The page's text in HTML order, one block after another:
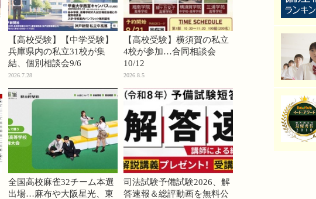
【高校受験】【中学受験】
兵庫県内の私立31校が集
結、個別相談会9/6
2026.7.28
【高校受験】横須賀の私立
4校が参加…合同相談会
10/12
2026.8.5
全国高校麻雀32チーム本選
出場…麻布や大阪星光、東
司法試験予備試験2026、解
答速報＆総評動画を無料公